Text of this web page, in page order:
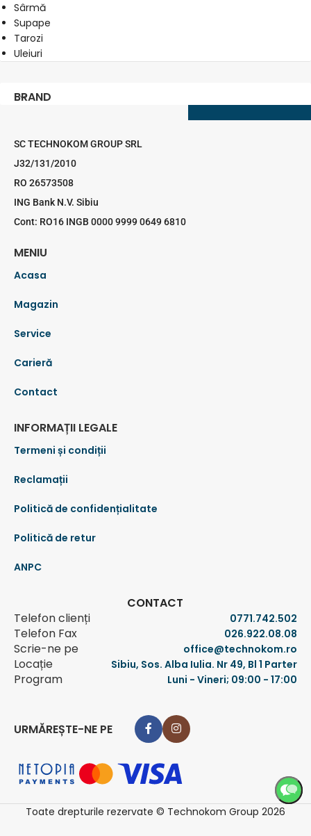
Sârmă
Supape
Tarozi
Uleiuri
BRAND
SC TECHNOKOM GROUP SRL
J32/131/2010
RO 26573508
ING Bank N.V. Sibiu
Cont: RO16 INGB 0000 9999 0649 6810
MENIU
Acasa
Magazin
Service
Carieră
Contact
INFORMAȚII LEGALE
Termeni și condiții
Reclamații
Politică de confidențialitate
Politică de retur
ANPC
CONTACT
Telefon clienți
0771.742.502
Telefon Fax 026.922.08.08
Scrie-ne pe office@technokom.ro
Locație Sibiu, Sos. Alba Iulia. Nr 49, Bl 1 Parter
Program Luni - Vineri; 09:00 - 17:00
URMĂREȘTE-NE PE
Toate drepturile rezervate © Technokom Group 2026